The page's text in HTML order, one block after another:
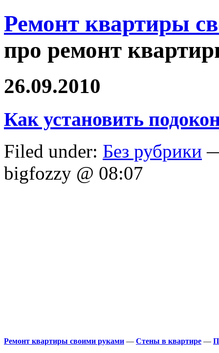
Ремонт квартиры
про ремонт
26.09.2010
Как установить
Filed under: Без рубрики
bigfozzy @ 08:07
Ремонт квартиры своими руками — Стены в квартире —